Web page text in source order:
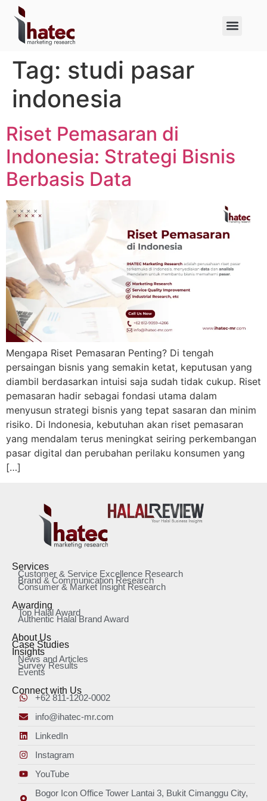
Tag: studi pasar
indonesia
Riset Pemasaran di
Indonesia: Strategi Bisnis
Berbasis Data
Mengapa Riset Pemasaran Penting? Di tengah
persaingan bisnis yang semakin ketat, keputusan yang
diambil berdasarkan intuisi saja sudah tidak cukup. Riset
pemasaran hadir sebagai fondasi utama dalam
menyusun strategi bisnis yang tepat sasaran dan minim
risiko. Di Indonesia, kebutuhan akan riset pemasaran
yang mendalam terus meningkat seiring perkembangan
pasar digital dan perubahan perilaku konsumen yang
[…]
Services
Customer & Service Excellence Research
Brand & Communication Research
Consumer & Market Insight Research
Awarding
Top Halal Award
Authentic Halal Brand Award
About Us
Case Studies
Insights
News and Articles
Survey Results
Events
Connect with Us
+62 811-1202-0002
info@ihatec-mr.com
LinkedIn
Instagram
YouTube
Bogor Icon Office Tower Lantai 3, Bukit Cimanggu City,